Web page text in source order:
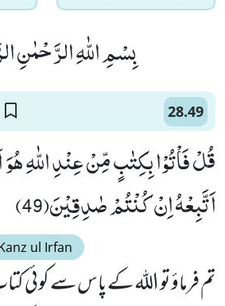
بِسْمِ اللّٰهِ الرَّحْمٰنِ
28.49
قُلْ فَاْتُوْا بِكِتٰبٍ مِّنْ عِنْدِ اللّٰهِ
اَتَّبِعْهُ اِنْ كُنْتُمْ صٰدِقِیْنَ(49)
ul Irfan
تم فرماؤ تو الله کے پاس سے کوئی